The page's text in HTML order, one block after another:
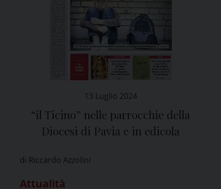
13 Luglio 2024
“il Ticino” nelle parrocchie della
Diocesi di Pavia e in edicola
di Riccardo Azzolini
Attualità